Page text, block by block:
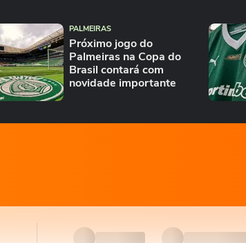
PALMEIRAS
Próximo jogo do
Palmeiras na Copa do
Brasil contará com
novidade importante